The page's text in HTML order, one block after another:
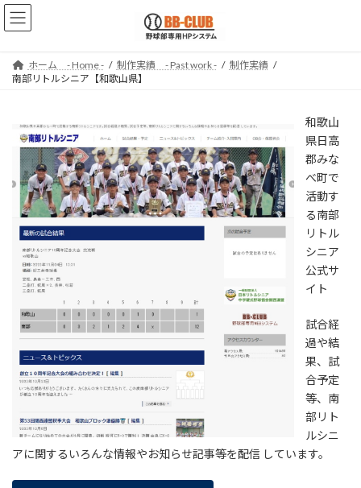
コ
ン
ナ
ビ
ホーム - Home - 制作実績 - Past work -
制作実績
南部リトルシニア【和歌山県】
和歌山
県日高
郡みな
べ町で
活動す
る南部
リトル
シニア
公式サ
イト
試合経
過や結
果、試
合予定
等、南
部リト
ルシニ
アに関するいろんな情報やお知らせ記事等を配信 しています。